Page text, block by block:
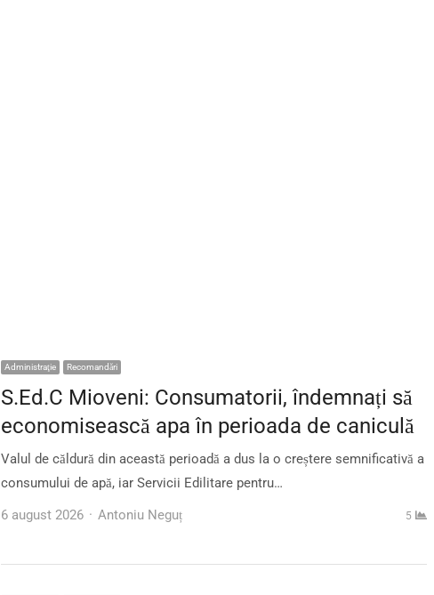
Administraţie Recomandări
S.Ed.C Mioveni: Consumatorii, îndemnați să
economisească apa în perioada de caniculă
Valul de căldură din această perioadă a dus la o creștere semnificativă a
consumului de apă, iar Servicii Edilitare pentru…
6 august 2026
Author
Antoniu Neguț 5